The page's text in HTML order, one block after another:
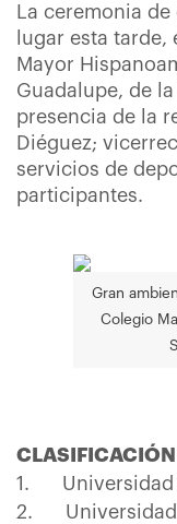
La ceremonia
lugar esta
Mayor
Guadalupe, de
presencia de la
Diéguez;
servicios de
participantes.
Gran
Colegio
1. Universidad
2. Universidad